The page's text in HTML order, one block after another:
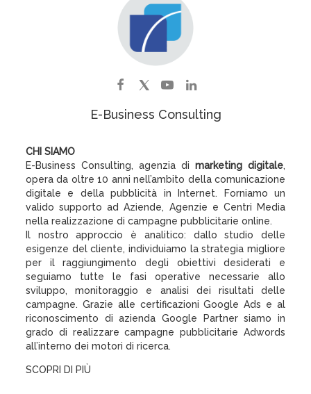
E-Business Consulting
CHI SIAMO
E-Business Consulting, agenzia di marketing digitale,
opera da oltre 10 anni nell’ambito della comunicazione
digitale e della pubblicità in Internet. Forniamo un
valido supporto ad Aziende, Agenzie e Centri Media
nella realizzazione di campagne pubblicitarie online.
Il nostro approccio è analitico: dallo studio delle
esigenze del cliente, individuiamo la strategia migliore
per il raggiungimento degli obiettivi desiderati e
seguiamo tutte le fasi operative necessarie allo
sviluppo, monitoraggio e analisi dei risultati delle
campagne. Grazie alle certificazioni Google Ads e al
riconoscimento di azienda Google Partner siamo in
grado di realizzare campagne pubblicitarie Adwords
all’interno dei motori di ricerca.
SCOPRI DI PIÙ